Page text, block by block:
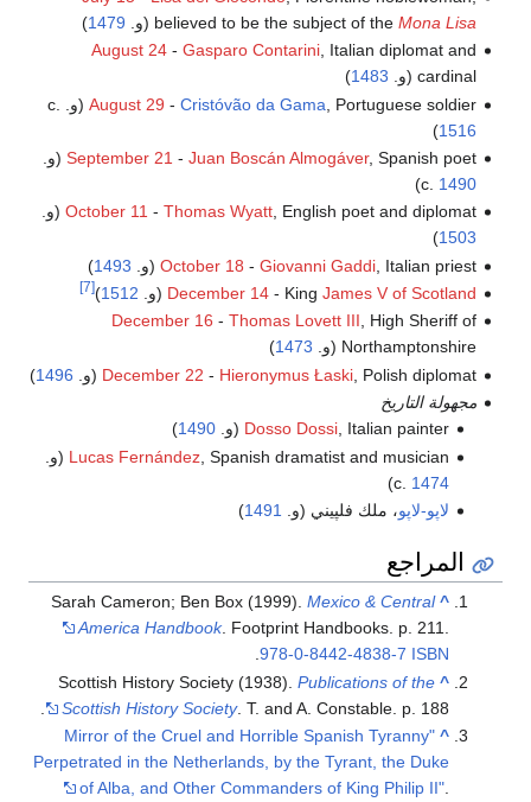
believed to be the subject of the Mona Lisa (و. 1479
)
August 24- Gasparo Contarini, Italian diplomat and
cardinal (و.
1483
)
August 29 - Cristóvão da Gama , Portuguese soldier (و. c.
1516
)
September 21 - Juan Boscán Almogáver
, Spanish poet (و.
c. 1490
)
October 11 - Thomas Wyatt, English poet and diplomat (و.
1503
)
October 18 - Giovanni Gaddi, Italian priest (و. 1493
)
December 14- King James V of Scotland (و. 1512
)
[7]
December 16 - Thomas Lovett III, High Sheriff of
Northamptonshire (و.
1473
)
December 22 - Hieronymus Łaski, Polish diplomat (و. 1496
)
مجهولة التاريخ
Dosso Dossi, Italian painter (و. 1490
)
Lucas Fernández , Spanish dramatist and musician (و.
c. 1474
)
لاپو-لاپو، ملك فلپيني (و. 1491
)
المراجع
^
Sarah Cameron; Ben Box (1999).Mexico & Central
America Handbook. Footprint Handbooks. p. 211.
ISBN
978-0-8442-4838-7
.
^
Scottish History Society (1938).Publications of the
Scottish History Society. T. and A. Constable. p. 188.
^
"Mirror of the Cruel and Horrible Spanish Tyranny
Perpetrated in the Netherlands, by the Tyrant, the Duke
of Alba, and Other Commanders of King Philip II"